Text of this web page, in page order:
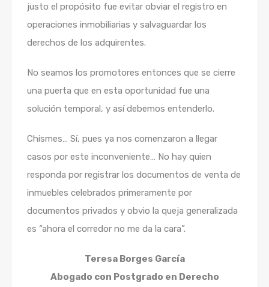
justo el propósito fue evitar obviar el registro en
operaciones inmobiliarias y salvaguardar los
derechos de los adquirentes.
No seamos los promotores entonces que se cierre
una puerta que en esta oportunidad fue una
solución temporal, y así debemos entenderlo.
Chismes… Sí, pues ya nos comenzaron a llegar
casos por este inconveniente… No hay quien
responda por registrar los documentos de venta de
inmuebles celebrados primeramente por
documentos privados y obvio la queja generalizada
es “ahora el corredor no me da la cara”.
Teresa Borges García
Abogado con Postgrado en Derecho